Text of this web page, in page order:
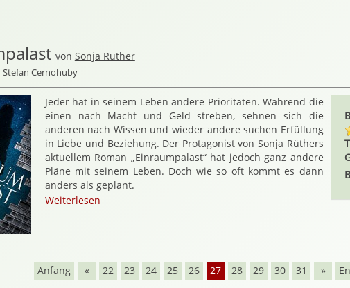
von Sonja Rüther
Stefan Cernohuby
Jeder hat in seinem Leben andere Prioritäten. Während die
einen nach Macht und Geld streben, sehnen sich die
anderen nach Wissen und wieder andere suchen Erfüllung
in Liebe und Beziehung. Der Protagonist von Sonja Rüthers
aktuellem Roman „Einraumpalast“ hat jedoch ganz andere
Pläne mit seinem Leben. Doch wie so oft kommt es dann
anders als geplant.
Weiterlesen
Anfang « 22 23 24 25 26 27 28 29 30 31 »